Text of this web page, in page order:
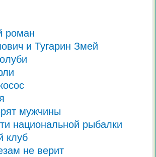
роман
и Тугарин Змей
мужчины
национальной рыбалки
клуб
не верит